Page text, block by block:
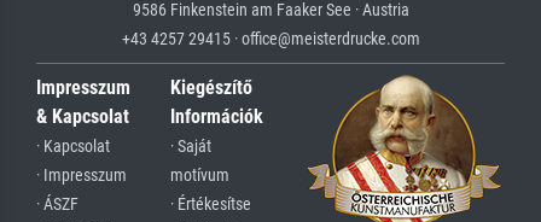
9586 Finkenstein am Faaker See · Austria
+43 4257 29415 · office@meisterdrucke.com
Impresszum
& Kapcsolat
· Kapcsolat
· Impresszum
· ÁSZF
Kiegészítő
Információk
· Saját
motívum
· Értékesítse